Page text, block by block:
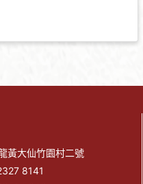
黃大仙竹園村二號
8141